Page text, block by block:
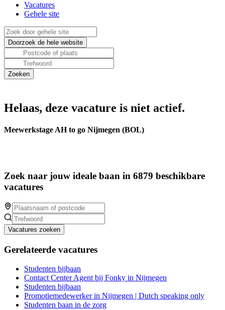
Vacatures
Gehele site
Helaas, deze vacature is niet actief.
Meewerkstage AH to go Nijmegen (BOL)
Zoek naar jouw ideale baan in 6879 beschikbare
vacatures
Vacatures zoeken
Gerelateerde vacatures
Studenten bijbaan
Contact Center Agent bij Fonky in Nijmegen
Studenten bijbaan
Promotiemedewerker in Nijmegen | Dutch speaking only
Studenten baan in de zorg